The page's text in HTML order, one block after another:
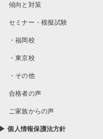
傾向と対策
セミナー・模擬試験
・福岡校
・東京校
・その他
合格者の声
ご家族からの声
▶ 個人情報保護法方針